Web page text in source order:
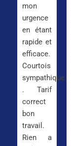
mon
urgence
en étant
rapide et
efficace.
Courtois
sympathique
. Tarif
correct
bon
travail.
Rien a